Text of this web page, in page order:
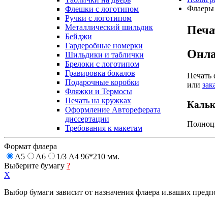
Флешки с логотипом
Ручки с логотипом
Металлический шильдик
Бейджи
Гардеробные номерки
Шильдики и таблички
Брелоки с логотипом
Гравировка бокалов
Подарочные коробки
Фляжки и Термосы
Печать на кружках
Оформление Автореферата
диссертации
Требования к макетам
Флаеры
Печать
или
Формат флаера
А5
А6
1/3 А4 96*210 мм.
Выберите бумагу ?
X
Выбор бумаги зависит от назначения флаера и.ваших